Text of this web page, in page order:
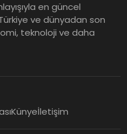
en güncel
ve dünyadan son
teknoloji ve daha
Künyeİletişim